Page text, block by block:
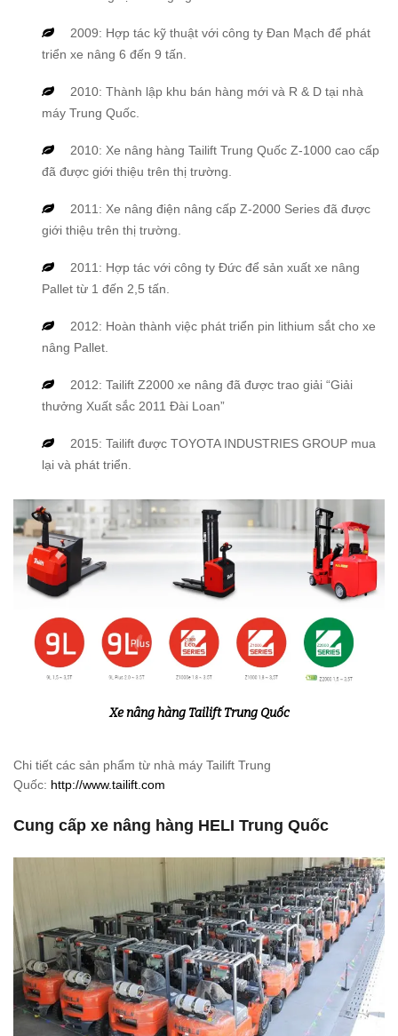
2009: Hợp tác kỹ thuật với công ty Đan Mạch để phát
triển xe nâng 6 đến 9 tấn.
2010: Thành lập khu bán hàng mới và R & D tại nhà
máy Trung Quốc.
2010: Xe nâng hàng Tailift Trung Quốc Z-1000 cao cấp
đã được giới thiệu trên thị trường.
2011: Xe nâng điện nâng cấp Z-2000 Series đã được
giới thiệu trên thị trường.
2011: Hợp tác với công ty Đức để sản xuất xe nâng
Pallet từ ​​1 đến 2,5 tấn.
2012: Hoàn thành việc phát triển pin lithium sắt cho xe
nâng Pallet.
2012: Tailift Z2000 xe nâng đã được trao giải “Giải
thưởng Xuất sắc 2011 Đài Loan”
2015: Tailift được TOYOTA INDUSTRIES GROUP mua
lại và phát triển.
Xe nâng hàng Tailift Trung Quốc
Chi tiết các sản phẩm từ nhà máy Tailift Trung
Quốc: http://www.tailift.com
Cung cấp xe nâng hàng HELI Trung Quốc